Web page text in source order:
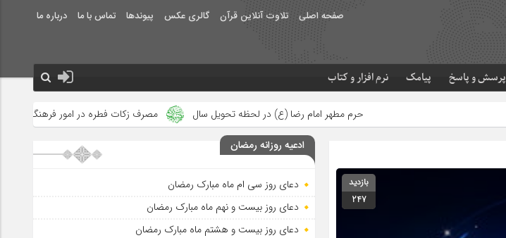
صفحه اصلی تلاوت آنلاین قرآن گالری عکس پیوندها تماس با ما درباره ما
پرسش و پاسخ پیامک نرم افزار و کتاب
حرم مطهر امام رضا (ع) در لحظه تحویل سال مصرف زکات فطره در امور فرهنگی جلوه‌های بزرگ نصرت
بازدید
247
ادعیه روزانه رمضان
دعای روز سی ام ماه مبارک رمضان
دعای روز بیست و نهم ماه مبارک رمضان
دعای روز بیست و هشتم ماه مبارک رمضان